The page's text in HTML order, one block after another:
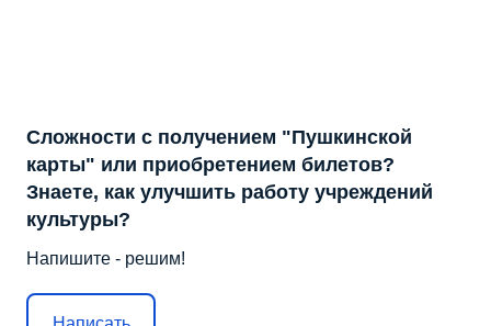
Сложности с получением "Пушкинской
карты" или приобретением билетов?
Знаете, как улучшить работу учреждений
культуры?
Напишите - решим!